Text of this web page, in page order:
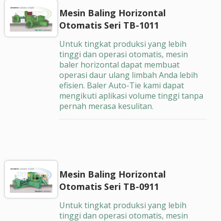
Mesin Baling Horizontal
Otomatis Seri TB-1011
Untuk tingkat produksi yang lebih
tinggi dan operasi otomatis, mesin
baler horizontal dapat membuat
operasi daur ulang limbah Anda lebih
efisien. Baler Auto-Tie kami dapat
mengikuti aplikasi volume tinggi tanpa
pernah merasa kesulitan.
Mesin Baling Horizontal
Otomatis Seri TB-0911
Untuk tingkat produksi yang lebih
tinggi dan operasi otomatis, mesin